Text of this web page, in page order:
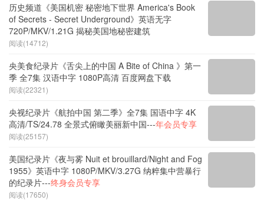
历史频道《美国机密 秘密地下世界 America's Book
of Secrets - Secret Underground》英语无字
720P/MKV/1.21G 揭秘美国地秘密建筑
阅读(14712)
央美食纪录片《舌尖上的中国 A Bite of China 》第一
季 全7集 汉语中字 1080P高清 百度网盘下载
阅读(22321)
央视纪录片《航拍中国 第二季》全7集 国语中字 4K
高清/TS/24.78 全景式俯瞰美丽新中国---年会员专享
阅读(25157)
美国纪录片《夜与雾 Nuit et brouillard/Night and Fog
1955》英语中字 1080P/MKV/3.27G 纳粹集中营暴行
的纪录片---终身会员专享
阅读(17650)